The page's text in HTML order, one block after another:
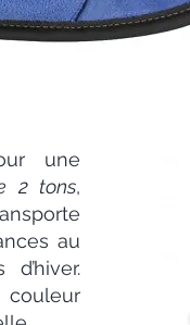
une
2 tons,
au
couleur